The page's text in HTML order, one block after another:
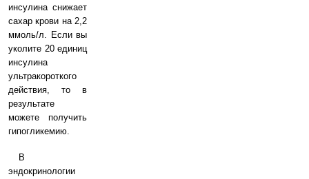
инсулина снижает
сахар крови на 2,2
ммоль/л. Если вы
уколите 20 единиц
инсулина
ультракороткого
действия, то в
результате
можете получить
гипогликемию.
В
эндокринологии